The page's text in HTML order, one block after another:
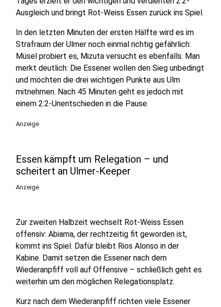
Ausgleich und bringt Rot-Weiss Essen zurück ins Spiel.
In den letzten Minuten der ersten Hälfte wird es im
Strafraum der Ulmer noch einmal richtig gefährlich:
Müsel probiert es, Mizuta versucht es ebenfalls. Man
merkt deutlich: Die Essener wollen den Sieg unbedingt
und möchten die drei wichtigen Punkte aus Ulm
mitnehmen. Nach 45 Minuten geht es jedoch mit
einem 2:2-Unentschieden in die Pause.
Anzeige
Essen kämpft um Relegation – und
scheitert an Ulmer-Keeper
Anzeige
Zur zweiten Halbzeit wechselt Rot-Weiss Essen
offensiv: Abiama, der rechtzeitig fit geworden ist,
kommt ins Spiel. Dafür bleibt Rios Alonso in der
Kabine. Damit setzen die Essener nach dem
Wiederanpfiff voll auf Offensive – schließlich geht es
weiterhin um den möglichen Relegationsplatz.
Kurz nach dem Wiederanpfiff richten viele Essener